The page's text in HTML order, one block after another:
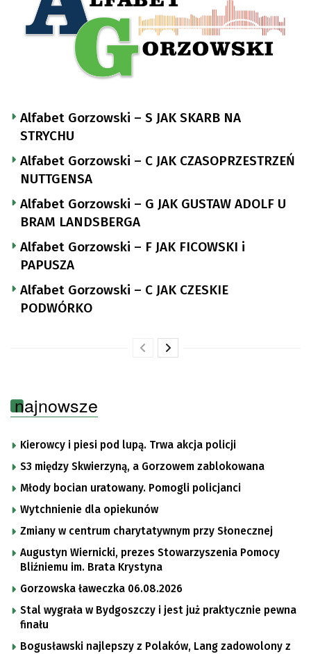
Alfabet Gorzowski – S JAK SKARB NA
STRYCHU
Alfabet Gorzowski – C JAK CZASOPRZESTRZEŃ
NUTTGENSA
Alfabet Gorzowski – G JAK GUSTAW ADOLF U
BRAM LANDSBERGA
Alfabet Gorzowski – F JAK FICOWSKI i
PAPUSZA
Alfabet Gorzowski – C JAK CZESKIE
PODWÓRKO
najnowsze
Kierowcy i piesi pod lupą. Trwa akcja policji
S3 między Skwierzyną, a Gorzowem zablokowana
Młody bocian uratowany. Pomogli policjanci
Wytchnienie dla opiekunów
Zmiany w centrum charytatywnym przy Słonecznej
Augustyn Wiernicki, prezes Stowarzyszenia Pomocy
Bliźniemu im. Brata Krystyna
Gorzowska ławeczka 06.08.2026
Stal wygrała w Bydgoszczy i jest już praktycznie pewna
finału
Bogusławski najlepszy z Polaków, Lang zadowolony z